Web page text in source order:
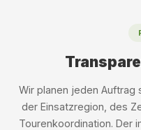
Wir planen jeden Auftrag
der Einsatzregion, des
Tourenkoordination. Der